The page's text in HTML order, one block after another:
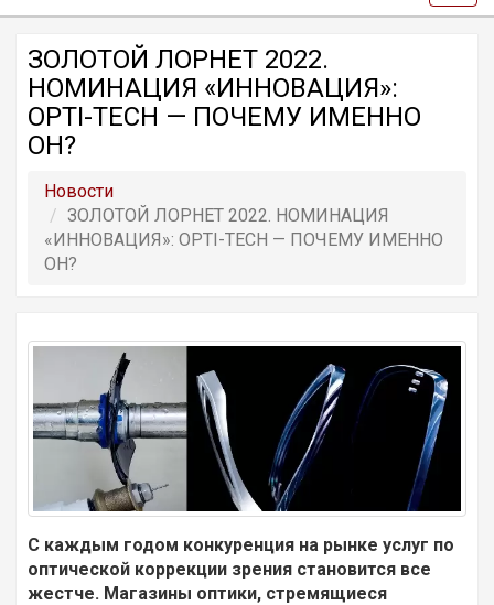
ЗОЛОТОЙ ЛОРНЕТ 2022.
НОМИНАЦИЯ «ИННОВАЦИЯ»:
OPTI-TECH — ПОЧЕМУ ИМЕННО
ОН?
Новости
ЗОЛОТОЙ ЛОРНЕТ 2022. НОМИНАЦИЯ
«ИННОВАЦИЯ»: OPTI-TECH — ПОЧЕМУ ИМЕННО
ОН?
С каждым годом конкуренция на рынке услуг по
оптической коррекции зрения становится все
жестче. Магазины оптики, стремящиеся